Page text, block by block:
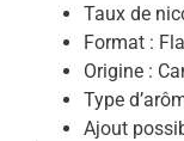
Taux de
Format :
Origine :
Type
Ajout